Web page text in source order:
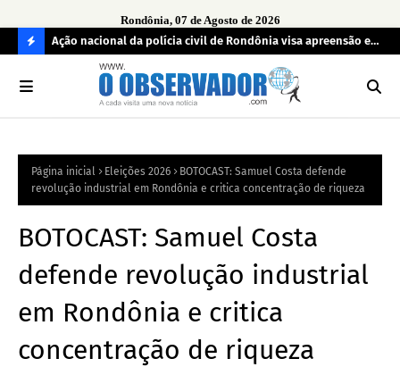
Rondônia, 07 de Agosto de 2026
O
R
ao
Ação nacional da polícia civil de Rondônia visa apreensão e
devolução de celulares roubados
Página inicial Eleições 2026
BOTOCAST: Samuel Costa defende
revolução industrial em Rondônia e critica concentração de riqueza
BOTOCAST: Samuel Costa
defende revolução industrial
em Rondônia e critica
concentração de riqueza